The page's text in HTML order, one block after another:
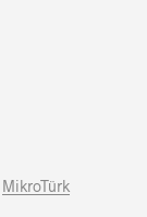
MikroTürk